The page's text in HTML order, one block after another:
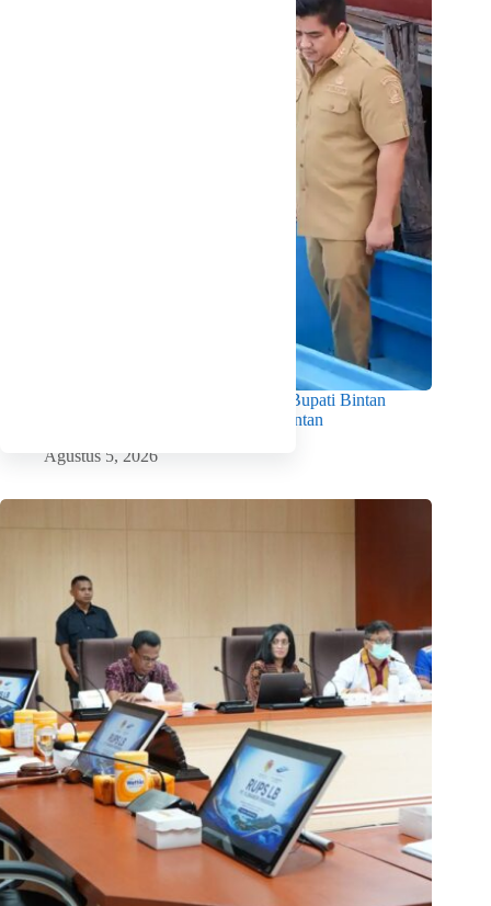
Dorong Produktivitas dan Kesejahteraan, Bupati Bintan
Serahkan 11 Kapal Ikan untuk Nelayan Bintan
Agustus 5, 2026